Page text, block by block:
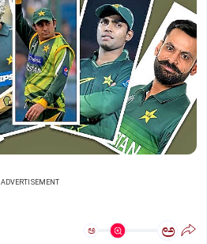
ADVERTISEMENT
ಅ ಅ